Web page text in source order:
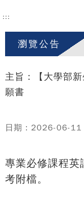
:::
瀏覽公告
主旨：【大學部
願書
日期：2026-06-11
專業必修課程英
考附檔。